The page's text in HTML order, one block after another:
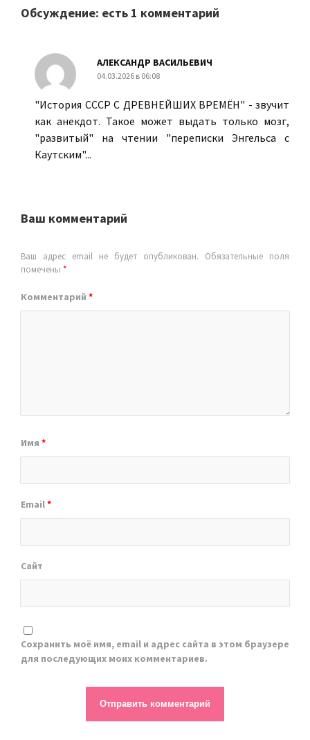
Обсуждение: есть 1 комментарий
АЛЕКСАНДР ВАСИЛЬЕВИЧ
04.03.2026 в 06:08
"История СССР С ДРЕВНЕЙШИХ ВРЕМЁН" - звучит
как анекдот. Такое может выдать только мозг,
"развитый" на чтении "переписки Энгельса с
Каутским"...
Ваш комментарий
Ваш адрес email не будет опубликован.
Обязательные поля
помечены *
Комментарий *
Имя *
Email*
Сайт
Сохранить моё имя, email и адрес сайта в этом браузере
для последующих моих комментариев.